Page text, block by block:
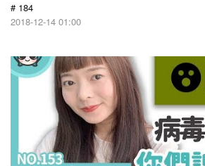
# 184
2018-12-14 01:00